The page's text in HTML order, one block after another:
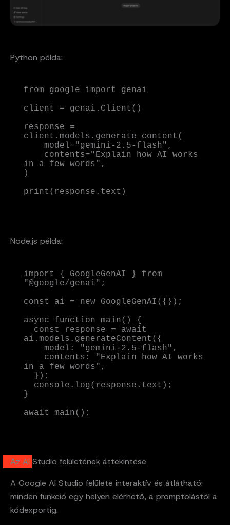
Python példa:
from google import genai
client = genai.Client()
response =
client.models.generate_content(
in a few words",
)
print(response.text)
Node.js példa:
import { GoogleGenAI } from
"@google/genai";
const ai = new GoogleGenAI({});
async function main() {
ai.models.generateContent({
in a few words",
}
await main();
Az AI Studio felületének áttekintése
A Google AI Studio felülete interaktív és átlátható:
minden funkció egy helyen elérhető, a promptolástól a
kódexportig.